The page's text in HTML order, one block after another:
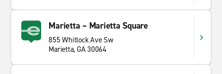
Marietta – Marietta Square
855 Whitlock Ave Sw
Marietta, GA 30064